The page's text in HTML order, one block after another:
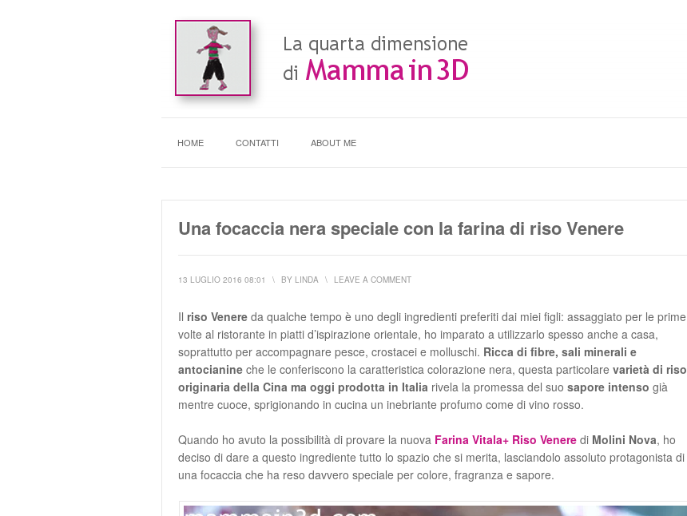
HOME CONTATTI ABOUT ME
Una focaccia nera speciale con la farina di riso Venere
13 LUGLIO 2016 08:01 \ BY LINDA \ LEAVE A COMMENT
Il riso Venere da qualche tempo è uno degli ingredienti preferiti dai miei figli: assaggiato per le prime
volte al ristorante in piatti d’ispirazione orientale, ho imparato a utilizzarlo spesso anche a casa,
soprattutto per accompagnare pesce, crostacei e molluschi. Ricca di fibre, sali minerali e
antocianine che le conferiscono la caratteristica colorazione nera, questa particolare varietà di riso
originaria della Cina ma oggi prodotta in Italia rivela la promessa del suo sapore intenso già
mentre cuoce, sprigionando in cucina un inebriante profumo come di vino rosso.
Quando ho avuto la possibilità di provare la nuova Farina Vitala+ Riso Venere di Molini Nova, ho
deciso di dare a questo ingrediente tutto lo spazio che si merita, lasciandolo assoluto protagonista di
una focaccia che ha reso davvero speciale per colore, fragranza e sapore.